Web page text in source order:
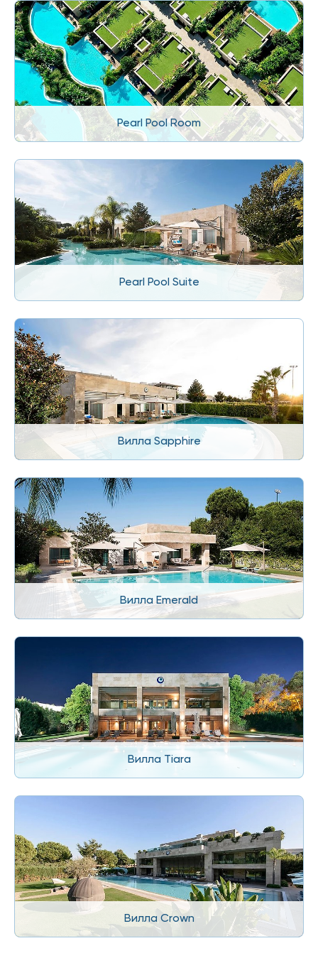
Pearl Pool Room
Pearl Pool Suite
Вилла Sapphire
Вилла Emerald
Вилла Tiara
Вилла Crown